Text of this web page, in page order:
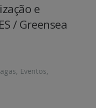
e
/ Greensea
, Eventos,